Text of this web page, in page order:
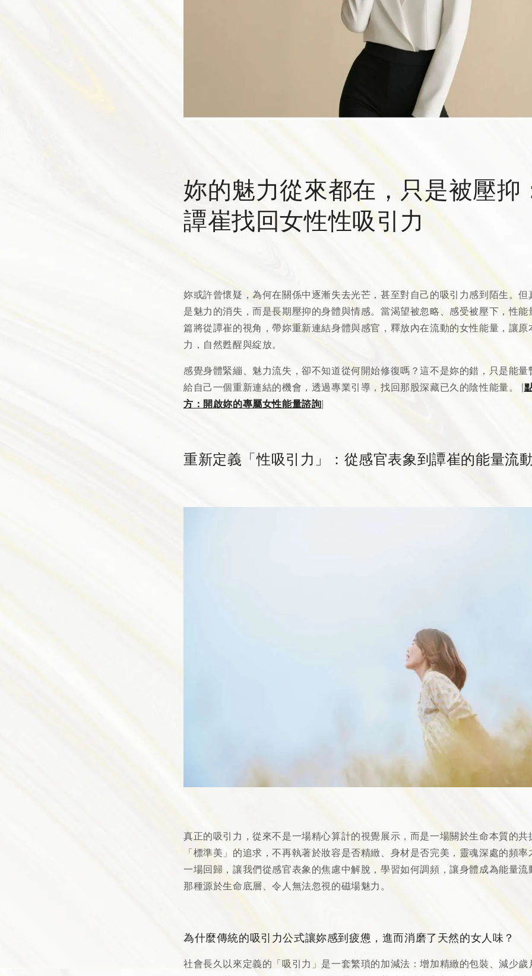
妳的魅力從來都在，只是被壓抑
譚崔找回女性性吸引力
妳或許曾懷疑，為何在關係中逐漸失去光芒，甚至對自己的吸引力感到陌生。
是魅力的消失，而是長期壓抑的身體與情感。當渴望被忽略、感受被壓下，性
篇將從譚崔的視角，帶妳重新連結身體與感官，釋放內在流動的女性能量，讓原
力，自然甦醒與綻放。
感覺身體緊繃、魅力流失，卻不知道從何開始修復嗎？這不是妳的錯，只是能
給自己一個重新連結的機會，透過專業引導，找回那股深藏已久的陰性能量。 [
方：開啟妳的專屬女性能量諮詢]
重新定義「性吸引力」：從感官表象到譚崔的能量流
真正的吸引力，從來不是一場精心算計的視覺展示，而是一場關於生命本質的
「標準美」的追求，不再執著於妝容是否精緻、身材是否完美，靈魂深處的頻
一場回歸，讓我們從感官表象的焦慮中解脫，學習如何調頻，讓身體成為能量
那種源於生命底層、令人無法忽視的磁場魅力。
為什麼傳統的吸引力公式讓妳感到疲憊，進而消磨了天然的女人味？
社會長久以來定義的「吸引力」是一套繁瑣的加減法：增加精緻的包裝、減少